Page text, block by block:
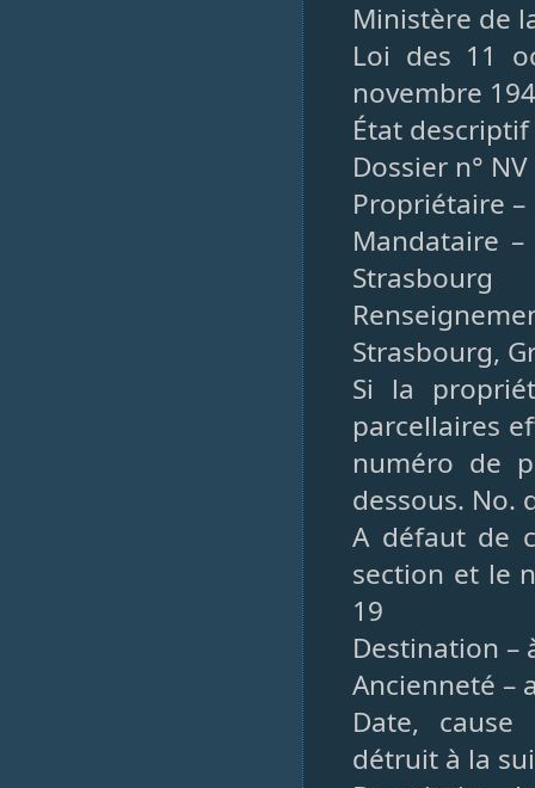
Ministère de
Loi des 11
novembre
État
Dossier n°
Propriétaire –
Mandataire –
Strasbourg
Strasbourg,
Si la
parcellaires
numéro de
dessous. No.
A défaut de
section et le
19
Destination –
Ancienneté –
Date,
détruit à la